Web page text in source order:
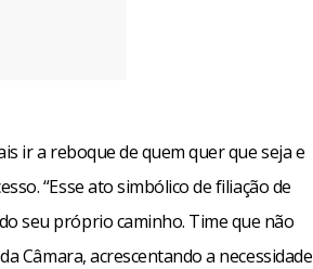
ir a reboque de quem quer que seja e
“Esse ato simbólico de filiação de
seu próprio caminho. Time que não
Câmara, acrescentando a necessidade